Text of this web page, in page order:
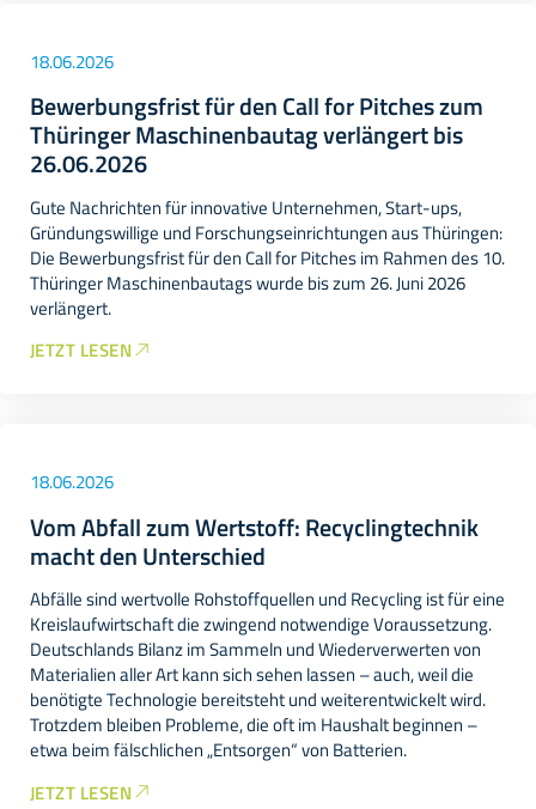
18.06.2026
Bewerbungsfrist für den Call for Pitches zum
Thüringer Maschinenbautag verlängert bis
26.06.2026
Gute Nachrichten für innovative Unternehmen, Start-ups,
Gründungswillige und Forschungseinrichtungen aus Thüringen:
Die Bewerbungsfrist für den Call for Pitches im Rahmen des 10.
Thüringer Maschinenbautags wurde bis zum 26. Juni 2026
verlängert.
JETZT LESEN
18.06.2026
Vom Abfall zum Wertstoff: Recyclingtechnik
macht den Unterschied
Abfälle sind wertvolle Rohstoffquellen und Recycling ist für eine
Kreislaufwirtschaft die zwingend notwendige Voraussetzung.
Deutschlands Bilanz im Sammeln und Wiederverwerten von
Materialien aller Art kann sich sehen lassen – auch, weil die
benötigte Technologie bereitsteht und weiterentwickelt wird.
Trotzdem bleiben Probleme, die oft im Haushalt beginnen –
etwa beim fälschlichen „Entsorgen“ von Batterien.
JETZT LESEN